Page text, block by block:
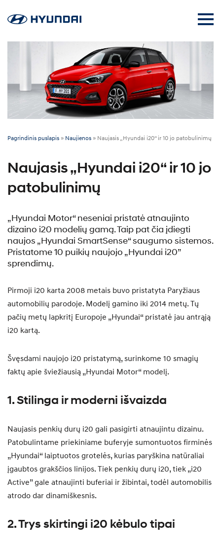
Pagrindinis puslapis » Naujienos » Naujasis „Hyundai i20“ ir 10 jo patobulinimų
Naujasis „Hyundai i20“ ir 10 jo
patobulinimų
„Hyundai Motor“ neseniai pristatė atnaujinto
dizaino i20 modelių gamą. Taip pat čia įdiegti
naujos „Hyundai SmartSense“ saugumo sistemos.
Pristatome 10 puikių naujojo „Hyundai i20”
sprendimų.
Pirmoji i20 karta 2008 metais buvo pristatyta Paryžiaus
automobilių parodoje. Modelį gamino iki 2014 metų. Tų
pačių metų lapkritį Europoje „Hyundai“ pristatė jau antrąją
i20 kartą.
Švęsdami naujojo i20 pristatymą, surinkome 10 smagių
faktų apie šviežiausią „Hyundai Motor“ modelį.
1. Stilinga ir moderni išvaizda
Naujasis penkių durų i20 gali pasigirti atnaujintu dizainu.
Patobulintame priekiniame buferyje sumontuotos firminės
„Hyundai“ laiptuotos grotelės, kurias paryškina natūraliai
įgaubtos grakščios linijos. Tiek penkių durų i20, tiek „i20
Active” gale atnaujinti buferiai ir žibintai, todėl automobilis
atrodo dar dinamiškesnis.
2. Trys skirtingi i20 kėbulo tipai